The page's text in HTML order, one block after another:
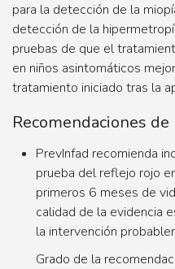
para la detección de la
detección de la
pruebas de que el
en niños asintomáticos
tratamiento iniciado tras la
Recomendaciones
PrevInfad recomienda
prueba del reflejo rojo
primeros 6 meses de
calidad de la evidencia
la intervención
Grado de la